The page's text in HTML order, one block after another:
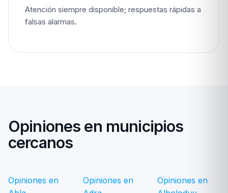
Atención siempre disponible; respuestas rápidas a
falsas alarmas.
Opiniones en municipios
cercanos
Opiniones en
Opiniones en
Opiniones en